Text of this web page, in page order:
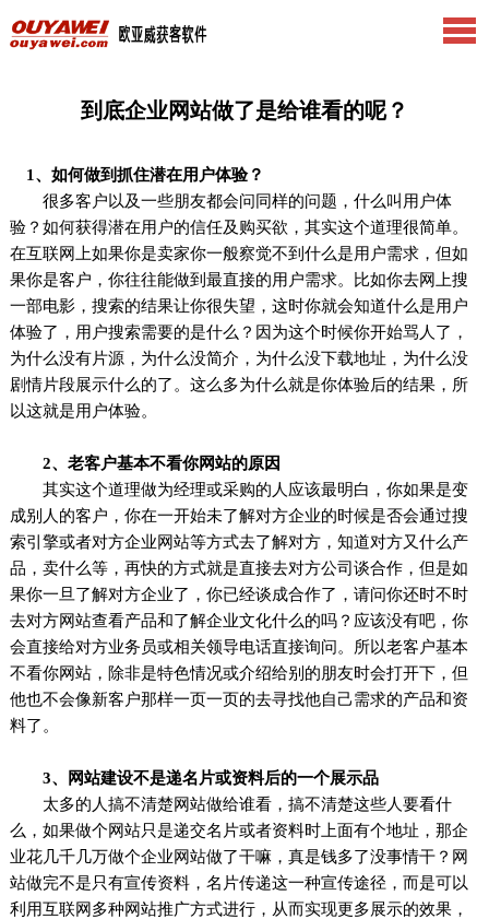
到底企业网站做了是给谁看的呢？
1、如何做到抓住潜在用户体验？
很多客户以及一些朋友都会问同样的问题，什么叫用户体
验？如何获得潜在用户的信任及购买欲，其实这个道理很简单。
在互联网上如果你是卖家你一般察觉不到什么是用户需求，但如
果你是客户，你往往能做到最直接的用户需求。比如你去网上搜
一部电影，搜索的结果让你很失望，这时你就会知道什么是用户
体验了，用户搜索需要的是什么？因为这个时候你开始骂人了，
为什么没有片源，为什么没简介，为什么没下载地址，为什么没
剧情片段展示什么的了。这么多为什么就是你体验后的结果，所
以这就是用户体验。
2、老客户基本不看你网站的原因
其实这个道理做为经理或采购的人应该最明白，你如果是变
成别人的客户，你在一开始未了解对方企业的时候是否会通过搜
索引擎或者对方企业网站等方式去了解对方，知道对方又什么产
品，卖什么等，再快的方式就是直接去对方公司谈合作，但是如
果你一旦了解对方企业了，你已经谈成合作了，请问你还时不时
去对方网站查看产品和了解企业文化什么的吗？应该没有吧，你
会直接给对方业务员或相关领导电话直接询问。所以老客户基本
不看你网站，除非是特色情况或介绍给别的朋友时会打开下，但
他也不会像新客户那样一页一页的去寻找他自己需求的产品和资
料了。
3、网站建设不是递名片或资料后的一个展示品
太多的人搞不清楚网站做给谁看，搞不清楚这些人要看什
么，如果做个网站只是递交名片或者资料时上面有个地址，那企
业花几千几万做个企业网站做了干嘛，真是钱多了没事情干？网
站做完不是只有宣传资料，名片传递这一种宣传途径，而是可以
利用互联网多种网站推广方式进行，从而实现更多展示的效果，